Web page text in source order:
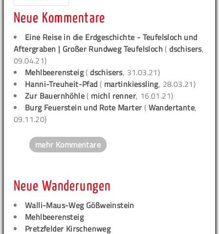
Neue Kommentare
Eine Reise in die Erdgeschichte - Teufelsloch und
Aftergraben | Großer Rundweg Teufelsloch (dschisers,
09.04.21)
Mehlbeerensteig(dschisers, 31.03.21)
Hanni-Treuheit-Pfad ( martinkiessling, 28.03.21)
Zur Bauernhöhle ( michl renner, 16.01.21)
Burg Feuerstein und Rote Marter ( Wandertante,
09.11.20)
mehr Kommentare
Neue Wanderungen
Walli-Maus-Weg Gößweinstein
Mehlbeerensteig
Pretzfelder Kirschenweg